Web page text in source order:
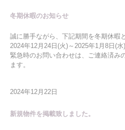
冬期休暇のお知らせ
誠に勝手ながら、下記期間を冬期休暇
2024年12月24日(火)～2025年1月8日(水
緊急時のお問い合わせは、ご連絡済み
ます。
2024年12月22日
新規物件を掲載致しました。